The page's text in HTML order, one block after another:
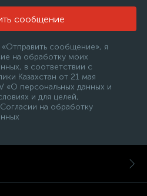
сообщение
сообщение», я
на обработку моих
в соответствии с
Казахстан от 21 мая
«О персональных данных и
и для целей,
на обработку